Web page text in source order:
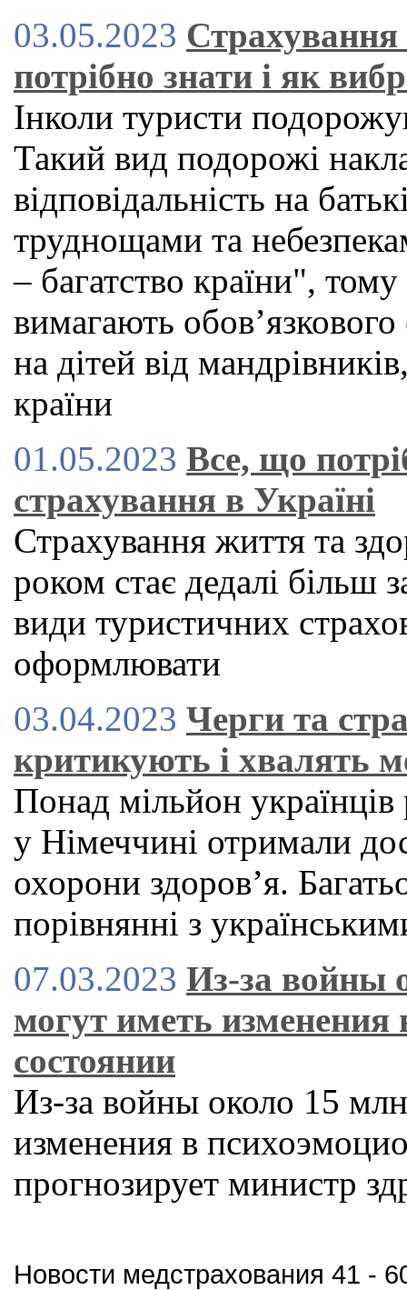
03.05.2023
потрібно знати і як
Інколи туристи
Такий вид подорожі
відповідальність на
труднощами та
– багатство країни",
вимагають
на дітей від
країни
01.05.2023 Все, що
страхування в Україні
Страхування життя та
роком стає дедалі більш
види туристичних
оформлювати
03.04.2023 Черги та
критикують і хвалять
Понад мільйон
у Німеччині отримали
охорони здоров’я.
порівнянні з
07.03.2023 Из-за войны
могут иметь
состоянии
Из-за войны около 15
изменения в
прогнозирует министр
Новости медстрахования 41 -